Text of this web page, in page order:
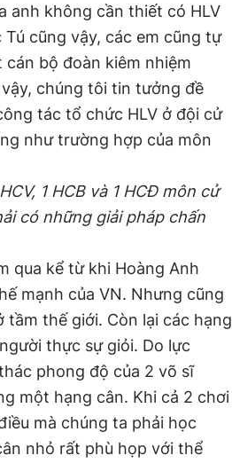
anh không cần thiết có HLV
cũng vậy, các em cũng tự
bộ đoàn kiêm nhiệm
chúng tôi tin tưởng đề
tác tổ chức HLV ở đội cử
như trường hợp của môn
1 HCB và 1 HCĐ môn cử
có những giải pháp chấn
qua kể từ khi Hoàng Anh
mạnh của VN. Nhưng cũng
thế giới. Còn lại các hạng
thực sự giỏi. Do lực
phong độ của 2 võ sĩ
một hạng cân. Khi cả 2 chơi
mà chúng ta phải học
nhỏ rất phù họp với thể